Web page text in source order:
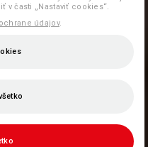
v časti „Nastaviť cookies“.
údajov.